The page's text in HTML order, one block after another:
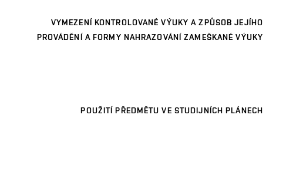
VYMEZENÍ KONTROLOVANÉ VÝUKY A ZPŮSOB JEJÍHO
PROVÁDĚNÍ A FORMY NAHRAZOVÁNÍ ZAMEŠKANÉ VÝUKY
POUŽITÍ PŘEDMĚTU VE STUDIJNÍCH PLÁNECH